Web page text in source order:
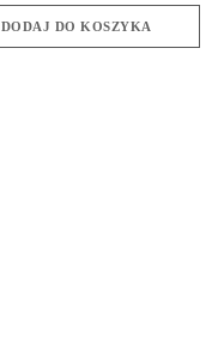
DODAJ DO KOSZYKA